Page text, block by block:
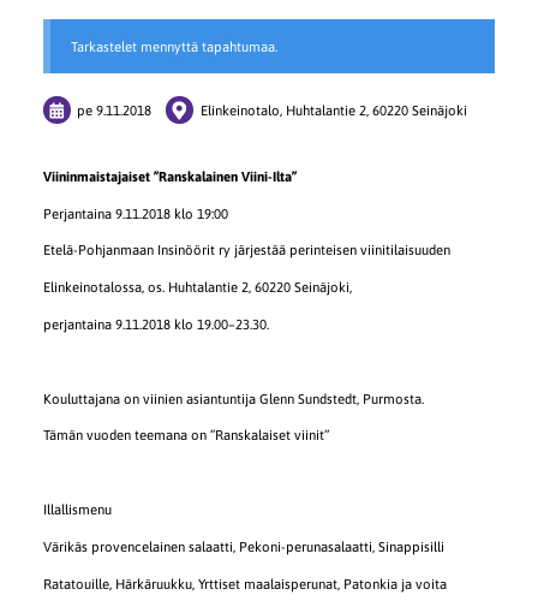
Tarkastelet mennyttä tapahtumaa.
pe 9.11.2018 Elinkeinotalo, Huhtalantie 2, 60220 Seinäjoki
Viininmaistajaiset ”Ranskalainen Viini-Ilta”
Perjantaina 9.11.2018 klo 19:00
Etelä-Pohjanmaan Insinöörit ry järjestää perinteisen viinitilaisuuden
Elinkeinotalossa, os. Huhtalantie 2, 60220 Seinäjoki,
perjantaina 9.11.2018 klo 19.00–23.30.
Kouluttajana on viinien asiantuntija Glenn Sundstedt, Purmosta.
Tämän vuoden teemana on ”Ranskalaiset viinit”
Illallismenu
Värikäs provencelainen salaatti, Pekoni-perunasalaatti, Sinappisilli
Ratatouille, Härkäruukku, Yrttiset maalaisperunat, Patonkia ja voita